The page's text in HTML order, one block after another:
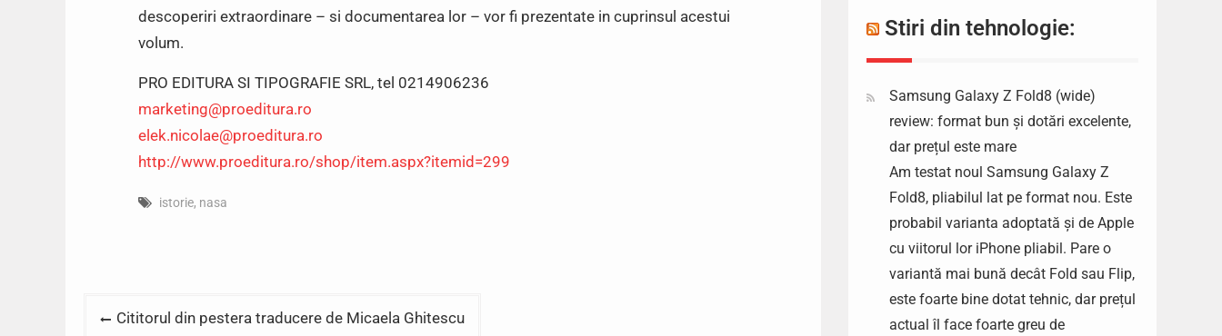
descoperiri extraordinare – si documentarea lor – vor fi prezentate in cuprinsul acestui
volum.
PRO EDITURA SI TIPOGRAFIE SRL, tel 0214906236
marketing@proeditura.ro
elek.nicolae@proeditura.ro
http://www.proeditura.ro/shop/item.aspx?itemid=299
istorie, nasa
PostCititorul din pestera traducere de Micaela Ghitescu
Stiri din tehnologie:
Samsung Galaxy Z Fold8 (wide)
review: format bun și dotări excelente,
dar prețul este mare
Am testat noul Samsung Galaxy Z
Fold8, pliabilul lat pe format nou. Este
probabil varianta adoptată și de Apple
cu viitorul lor iPhone pliabil. Pare o
variantă mai bună decât Fold sau Flip,
este foarte bine dotat tehnic, dar prețul
actual îl face foarte greu de